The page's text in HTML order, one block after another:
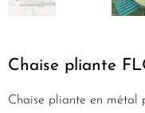
Chaise pliante
Chaise pliante en métal